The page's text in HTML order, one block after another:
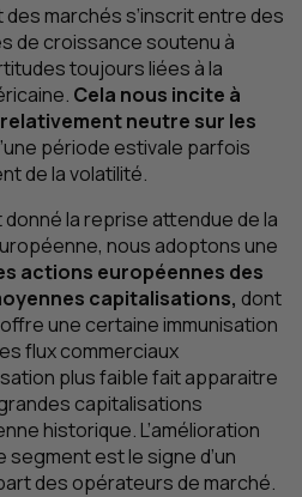
des marchés s’inscrit entre des
de croissance soutenu à
toujours liées à la
Cela nous incite à
neutre sur les
période estivale parfois
de la volatilité.
la reprise attendue de la
nous adoptons une
actions européennes des
capitalisations, dont
une certaine immunisation
flux commerciaux
plus faible fait apparaitre
capitalisations
historique. L’amélioration
est le signe d’un
des opérateurs de marché.